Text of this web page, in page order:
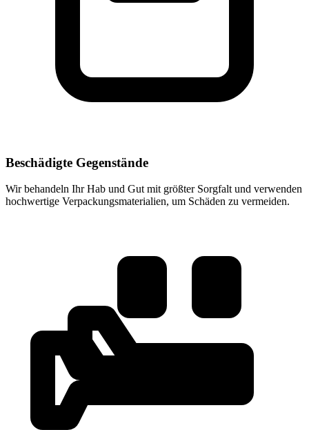
Beschädigte Gegenstände
Wir behandeln Ihr Hab und Gut mit größter Sorgfalt und verwenden
hochwertige Verpackungsmaterialien, um Schäden zu vermeiden.